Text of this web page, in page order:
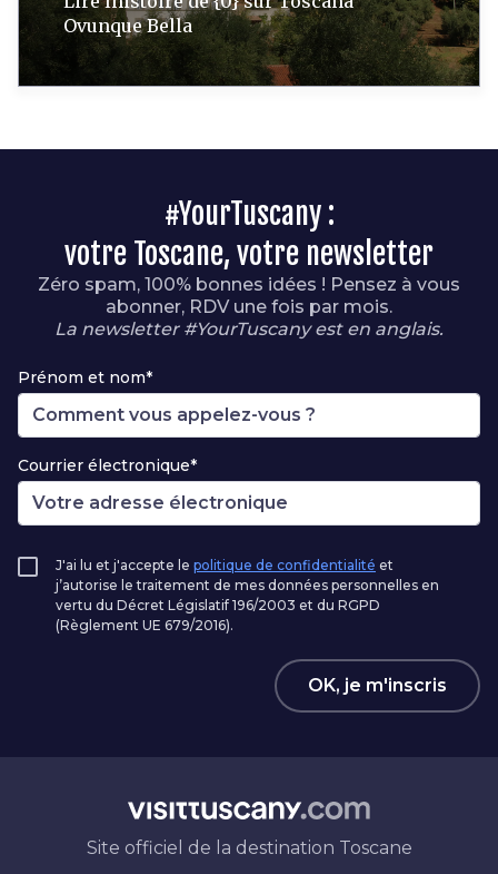
Ovunque Bella
#YourTuscany :
votre Toscane, votre newsletter
Zéro spam, 100% bonnes idées ! Pensez à vous
abonner, RDV une fois par mois.
La newsletter #YourTuscany est en anglais.
Prénom et nom*
Courrier électronique*
J'ai lu et j'accepte le politique de confidentialité et
j’autorise le traitement de mes données personnelles en
vertu du Décret Législatif 196/2003 et du RGPD
(Règlement UE 679/2016).
OK, je m'inscris
Site officiel de la destination Toscane